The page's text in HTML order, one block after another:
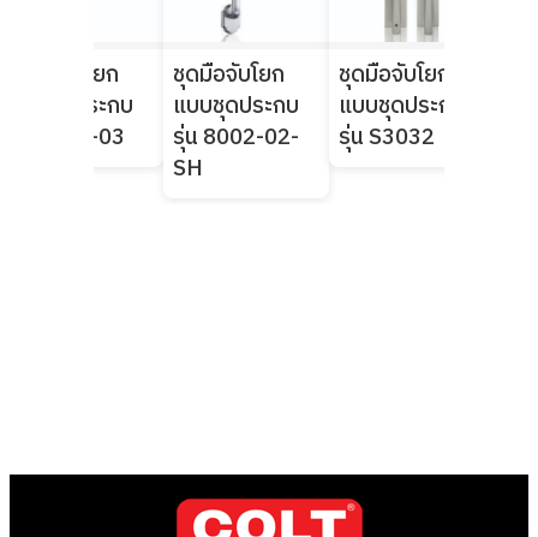
ชุดมือจับโยก
แบบชุดประกบ
รุ่น 8003-03
ชุดมือจับโยก
แบบชุดประกบ
รุ่น 8002-02-
SH
ชุดมือจับโยก
แบบชุดประกบ
รุ่น S3032